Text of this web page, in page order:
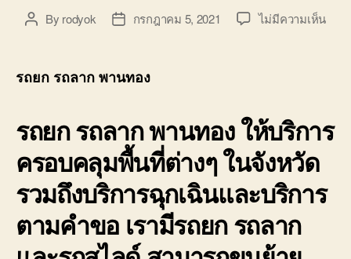
PostBy rodyok
Postกรกฎาคม 5, 2021 ไม่มีความเห็นบน
รถ
สไล
นพา
นทอ
รถยก รถลาก พานทอง
รถยก รถลาก พานทองให้บริการ
ครอบคลุมพื้นที่ต่างๆ ในจังหวัด
รวมถึงบริการฉุกเฉินและบริการ
ตามคำขอ เรามีรถยก รถลาก